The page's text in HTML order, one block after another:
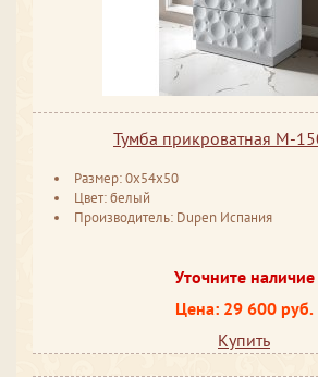
Тумба прикроватная М-
Размер: 0x54x50
Цвет: белый
Производитель: Dupen Испания
Уточните наличие
Цена: 29 600 руб.
Купить